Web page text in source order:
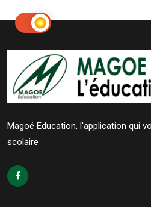
Magoé Education, l'application qui
scolaire